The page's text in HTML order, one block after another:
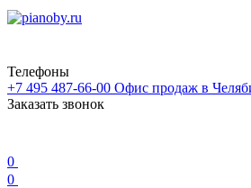
Телефоны
+7 495 487-66-00 Офис продаж в
Заказать звонок
0
0